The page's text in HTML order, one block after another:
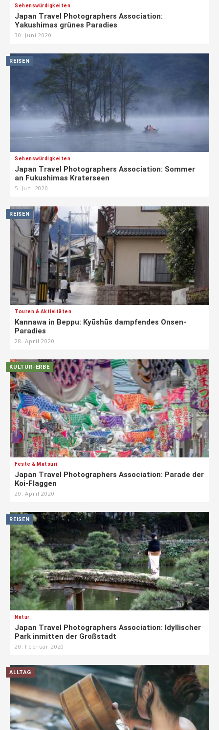
Sehenswürdigkeiten
Japan Travel Photographers Association:
Yakushimas grünes Paradies
30. Juni 2020
REISEN
Sehenswürdigkeiten
Japan Travel Photographers Association: Sommer
an Fukushimas Kraterseen
5. Juni 2020
REISEN
Touren & Aktivitäten
Kannawa in Beppu: Kyūshūs dampfendes Onsen-
Paradies
28. April 2020
KULTUR-ERBE
Feste & Matsuri
Japan Travel Photographers Association: Parade der
Koi-Flaggen
20. April 2020
REISEN
Natur
Japan Travel Photographers Association: Idyllischer
Park inmitten der Großstadt
20. Februar 2020
ALLTAG